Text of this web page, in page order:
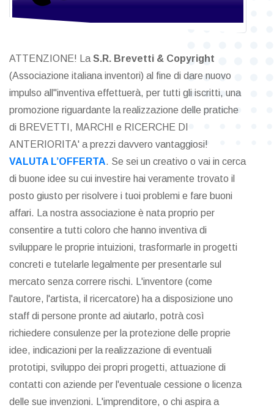
ATTENZIONE! La S.R. Brevetti & Copyright
(Associazione italiana inventori) al fine di dare nuovo
impulso all"inventiva effettuerà, per tutti gli iscritti, una
promozione riguardante la realizzazione delle pratiche
di BREVETTI, MARCHI e RICERCHE DI
ANTERIORITA' a prezzi davvero vantaggiosi!
VALUTA L’OFFERTA. Se sei un creativo o vai in cerca
di buone idee su cui investire hai veramente trovato il
posto giusto per risolvere i tuoi problemi e fare buoni
affari. La nostra associazione è nata proprio per
consentire a tutti coloro che hanno inventiva di
sviluppare le proprie intuizioni, trasformarle in progetti
concreti e tutelarle legalmente per presentarle sul
mercato senza correre rischi. L'inventore (come
l'autore, l'artista, il ricercatore) ha a disposizione uno
staff di persone pronte ad aiutarlo, potrà così
richiedere consulenze per la protezione delle proprie
idee, indicazioni per la realizzazione di eventuali
prototipi, sviluppo dei propri progetti, attuazione di
contatti con aziende per l'eventuale cessione o licenza
delle sue invenzioni. L'imprenditore, o chi aspira a